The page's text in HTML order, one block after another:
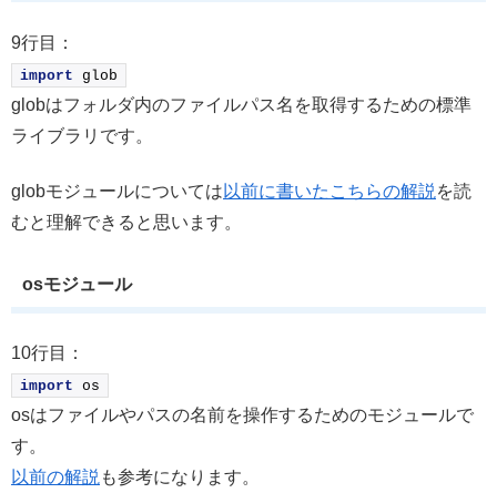
9行目：
import glob
globはフォルダ内のファイルパス名を取得するための標準
ライブラリです。
globモジュールについては 以前に書いたこちらの解説 を読
むと理解できると思います。
osモジュール
10行目：
import os
osはファイルやパスの名前を操作するためのモジュールで
す。
以前の解説 も参考になります。